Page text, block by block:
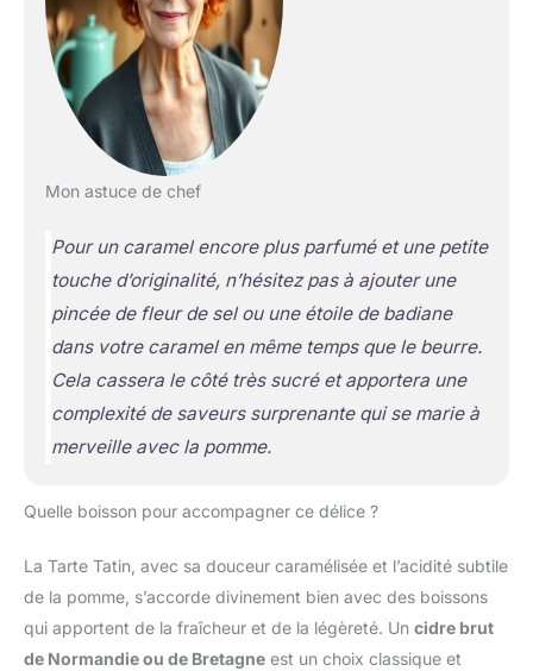
Mon astuce de chef
Pour un caramel encore plus parfumé et une petite
touche d’originalité, n’hésitez pas à ajouter une
pincée de fleur de sel ou une étoile de badiane
dans votre caramel en même temps que le beurre.
Cela cassera le côté très sucré et apportera une
complexité de saveurs surprenante qui se marie à
merveille avec la pomme.
Quelle boisson pour accompagner ce délice ?
La Tarte Tatin, avec sa douceur caramélisée et l’acidité subtile
de la pomme, s’accorde divinement bien avec des boissons
qui apportent de la fraîcheur et de la légèreté. Un cidre brut
de Normandie ou de Bretagne est un choix classique et